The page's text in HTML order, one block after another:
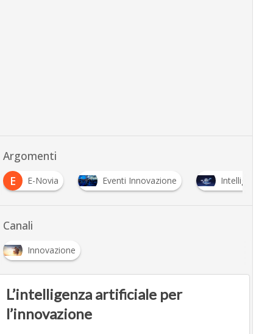
Argomenti
E E-Novia Eventi Innovazione Intelligenza
Canali
Innovazione
L’intelligenza artificiale per
l’innovazione